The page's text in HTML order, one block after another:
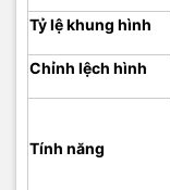
Tỷ lệ khung hình
Chỉnh lệch hình
Tính năng